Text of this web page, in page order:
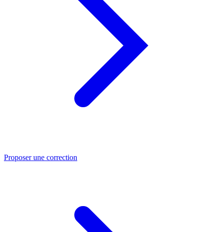
Proposer une correction